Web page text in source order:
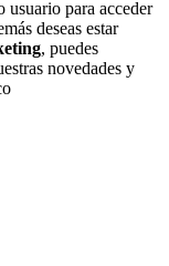
usuario para acceder
deseas estar
, puedes
novedades y